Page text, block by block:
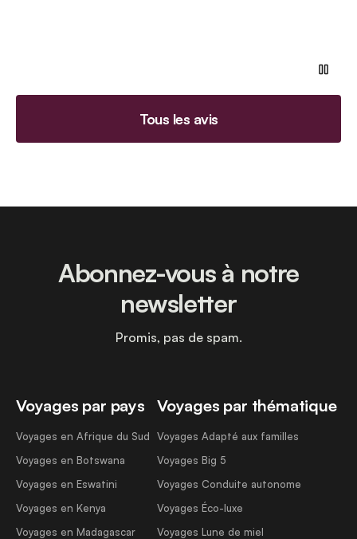
Tous les avis
Voyages par pays
Voyages en Afrique du Sud
Voyages en Botswana
Voyages en Eswatini
Voyages en Kenya
Voyages en Madagascar
Voyages par thématique
Voyages Adapté aux familles
Voyages Big 5
Voyages Conduite autonome
Voyages Éco-luxe
Voyages Lune de miel
Abonnez-vous à notre
newsletter
Promis, pas de spam.